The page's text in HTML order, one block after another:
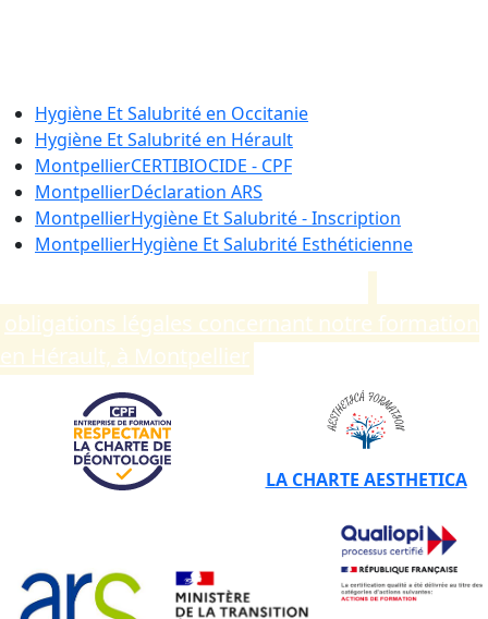
Hygiène Et Salubrité en Occitanie
Hygiène Et Salubrité en Hérault
MontpellierCERTIBIOCIDE - CPF
MontpellierDéclaration ARS
MontpellierHygiène Et Salubrité - Inscription
MontpellierHygiène Et Salubrité Esthéticienne
obligations légales concernant notre formation
en Hérault, à Montpellier
LA CHARTE AESTHETICA